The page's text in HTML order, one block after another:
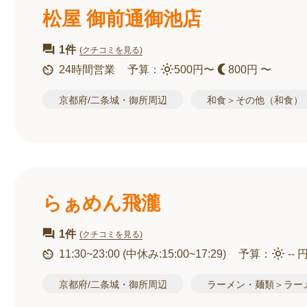
松屋 御前通御池店
1件 (クチコミを見る)
24時間営業 予算： 500円〜 800円 〜
京都府/二条城・御所周辺 和食＞その他（和食）
らぁめん飛瀧
1件 (クチコミを見る)
11:30~23:00 (中休み:15:00~17:29) 予算： --
京都府/二条城・御所周辺 ラーメン・麺類＞ラー